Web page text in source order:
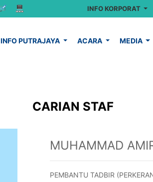
INFO KORPORAT
INFO PUTRAJAYA ACARA MEDIA
CARIAN STAF
MUHAMMAD
PEMBANTU TADBIR